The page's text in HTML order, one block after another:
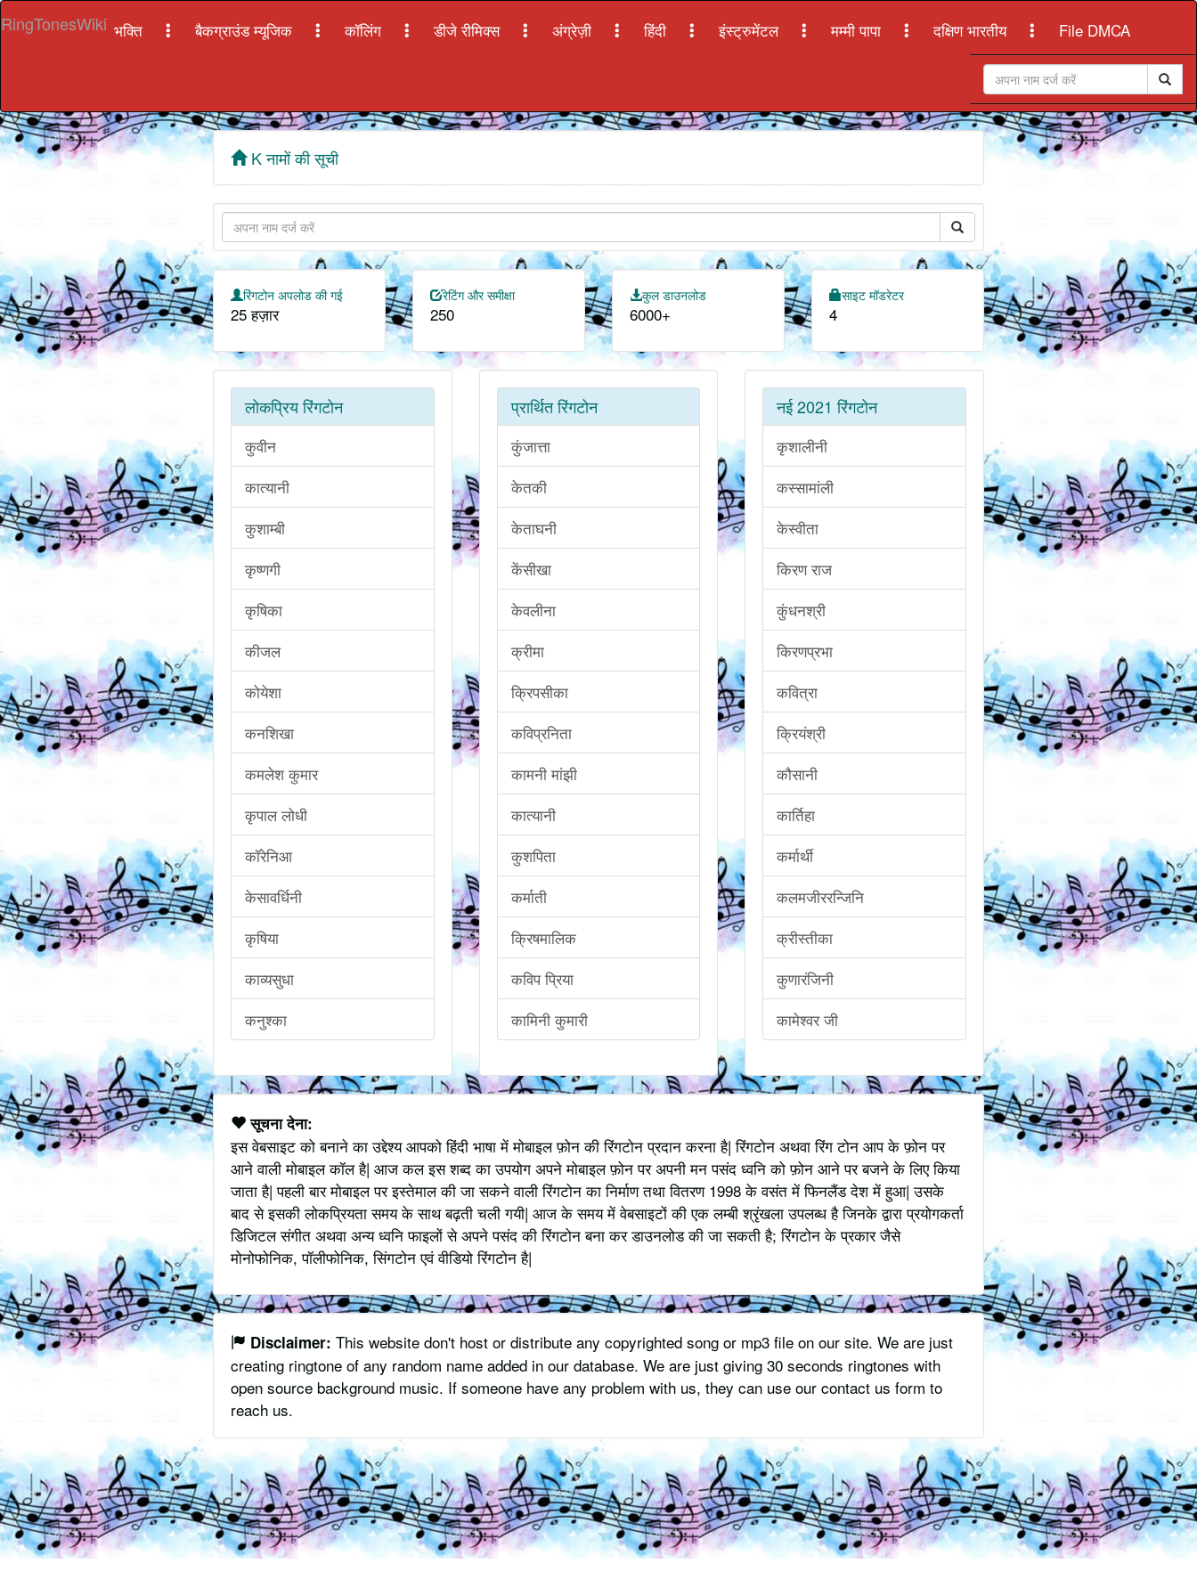
RingTonesWiki भक्ति बैकग्राउंड म्यूजिक कॉलिंग डीजे रीमिक्स अंग्रेज़ी हिंदी इंस्ट्रुमेंटल मम्मी पापा दक्षिण भारतीय File DMCA
K नामों की सूची
रिंगटोन अपलोड की गई
25 हज़ार
रेटिंग और समीक्षा
250
कुल डाउनलोड
6000+
साइट मॉडरेटर
4
लोकप्रिय रिंगटोन
कुवीन
कात्यानी
कुशाम्बी
कृष्णगी
कृषिका
कीजल
कोयेशा
कनशिखा
कमलेश कुमार
कृपाल लोधी
कॉरेनिआ
केसावर्धिनी
कृषिया
काव्यसुधा
कनुश्का
प्रार्थित रिंगटोन
कुंजात्ता
केतकी
केताघनी
केंसीखा
केवलीना
क्रीमा
क्रिपसीका
कविप्रनिता
कामनी मांझी
कात्यानी
कुशपिता
कर्माती
क्रिषमालिक
कविप प्रिया
कामिनी कुमारी
नई 2021 रिंगटोन
कृशालीनी
कस्सामांली
केस्वीता
किरण राज
कुंधनश्री
किरणप्रभा
कवित्रा
क्रियंश्री
कौसानी
कार्तिहा
कर्मार्थी
कलमजीररन्जिनि
क्रीस्तीका
कुणारंजिनी
कामेश्वर जी
सूचना देना:
इस वेबसाइट को बनाने का उद्देश्य आपको हिंदी भाषा में मोबाइल फ़ोन की रिंगटोन प्रदान करना है| रिंगटोन अथवा रिंग टोन आप के फ़ोन पर
आने वाली मोबाइल कॉल है| आज कल इस शब्द का उपयोग अपने मोबाइल फ़ोन पर अपनी मन पसंद ध्वनि को फ़ोन आने पर बजने के लिए किया
जाता है| पहली बार मोबाइल पर इस्तेमाल की जा सकने वाली रिंगटोन का निर्माण तथा वितरण 1998 के वसंत में फिनलैंड देश में हुआ| उसके
बाद से इसकी लोकप्रियता समय के साथ बढ़ती चली गयी| आज के समय में वेबसाइटों की एक लम्बी श्रृंखला उपलब्ध है जिनके द्वारा प्रयोगकर्ता
डिजिटल संगीत अथवा अन्य ध्वनि फाइलों से अपने पसंद की रिंगटोन बना कर डाउनलोड की जा सकती है; रिंगटोन के प्रकार जैसे
मोनोफोनिक, पॉलीफोनिक, सिंगटोन एवं वीडियो रिंगटोन है|
Disclaimer: This website don't host or distribute any copyrighted song or mp3 file on our site. We are just
creating ringtone of any random name added in our database. We are just giving 30 seconds ringtones with
open source background music. If someone have any problem with us, they can use our contact us form to
reach us.